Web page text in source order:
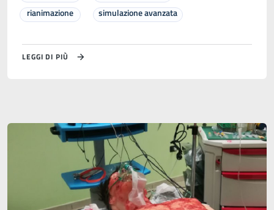
rianimazione
simulazione avanzata
LEGGI DI PIÙ